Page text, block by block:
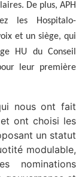
De plus, APH
les Hospitalo-
et un siège, qui
HU du Conseil
leur première
nous ont fait
ont choisi les
un statut
modulable,
nominations